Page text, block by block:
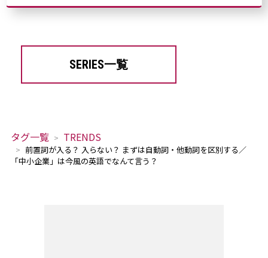
SERIES一覧
タグ一覧 TRENDS
前置詞が入る？ 入らない？ まずは自動詞・他動詞を区別する／
「中小企業」は今風の英語でなんて言う？